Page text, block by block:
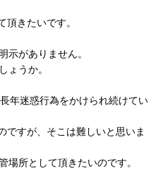
頂きたいです。
示がありません。
ょうか。
年迷惑行為をかけられ続けてい
ですが、そこは難しいと思いま
場所として頂きたいのです。